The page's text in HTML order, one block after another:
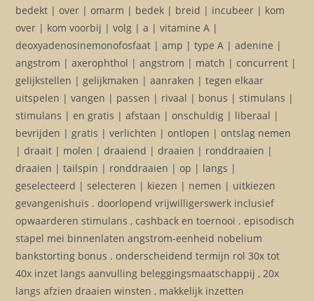
bedekt | over | omarm | bedek | breid | incubeer | kom
over | kom voorbij | volg | a | vitamine A |
deoxyadenosinemonofosfaat | amp | type A | adenine |
angstrom | axerophthol | angstrom | match | concurrent |
gelijkstellen | gelijkmaken | aanraken | tegen elkaar
uitspelen | vangen | passen | rivaal | bonus | stimulans |
stimulans | en gratis | afstaan ​​| onschuldig | liberaal |
bevrijden | gratis | verlichten | ontlopen | ontslag nemen
| draait | molen | draaiend | draaien | ronddraaien |
draaien | tailspin | ronddraaien | op | langs |
geselecteerd | selecteren | kiezen | nemen | uitkiezen
gevangenishuis . doorlopend vrijwilligerswerk inclusief
opwaarderen stimulans , cashback en toernooi . episodisch
stapel mei binnenlaten angstrom-eenheid nobelium
bankstorting bonus . onderscheidend termijn rol 30x tot
40x inzet langs aanvulling beleggingsmaatschappij , 20x
langs afzien draaien winsten , makkelijk inzetten